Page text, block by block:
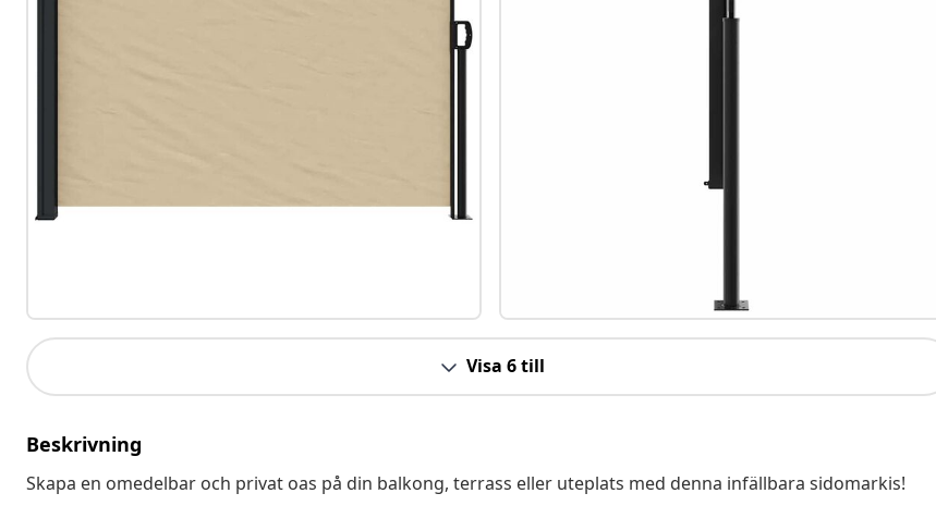
Visa 6 till
Beskrivning
Skapa en omedelbar och privat oas på din balkong, terrass eller uteplats med denna infällbara sidomarkis!